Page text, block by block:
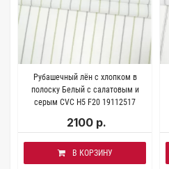
Рубашечный лён с хлопком в
полоску Белый с салатовым и
серым CVC H5 F20 19112517
2100 р.
В КОРЗИНУ